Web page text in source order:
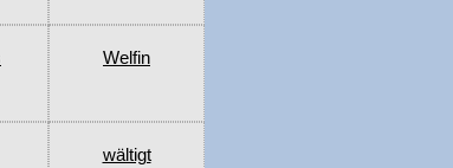
Welfin
wältigt